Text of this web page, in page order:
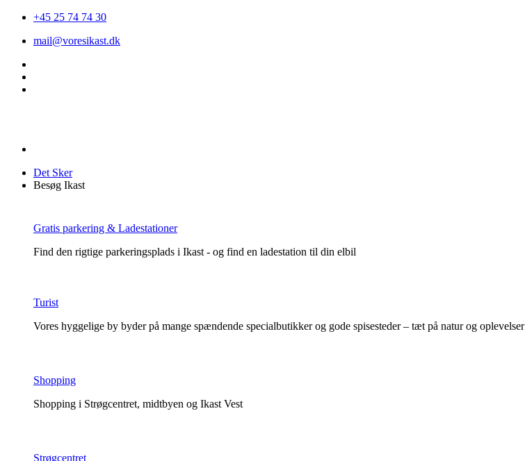
+45 25 74 74 30
mail@voresikast.dk
Det Sker
Besøg Ikast
Gratis parkering & Ladestationer
Find den rigtige parkeringsplads i Ikast - og find en ladestation til din elbil
Turist
Vores hyggelige by byder på mange spændende specialbutikker og gode spisesteder – tæt på natur og oplevelser
Shopping
Shopping i Strøgcentret, midtbyen og Ikast Vest
Strøgcentret